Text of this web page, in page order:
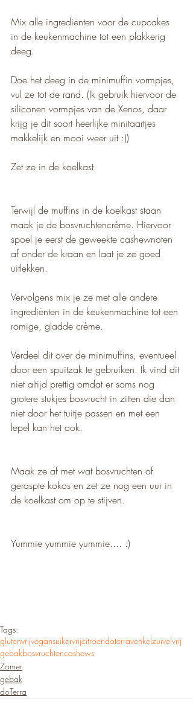
Mix alle ingrediënten voor de cupcakes
in de keukenmachine tot een plakkerig
deeg.
Doe het deeg in de minimuffin vormpjes,
vul ze tot de rand. (Ik gebruik hiervoor de
siliconen vormpjes van de Xenos, daar
krijg je dit soort heerlijke minitaartjes
makkelijk en mooi weer uit :))
Zet ze in de koelkast.
Terwijl de muffins in de koelkast staan
maak je de bosvruchtencrème. Hiervoor
spoel je eerst de geweekte cashewnoten
af onder de kraan en laat je ze goed
uitlekken.
Vervolgens mix je ze met alle andere
ingrediënten in de keukenmachine tot een
romige, gladde crème.
Verdeel dit over de minimuffins, eventueel
door een spuitzak te gebruiken. Ik vind dit
niet altijd prettig omdat er soms nog
grotere stukjes bosvrucht in zitten die dan
niet door het tuitje passen en met een
lepel kan het ook.
Maak ze af met wat bosvruchten of
geraspte kokos en zet ze nog een uur in
de koelkast om op te stijven.
Yummie yummie yummie.... :)
Tags:
glutenvrijvegansuikervrijcitroendoterravenkelzuivelvrij
gebakbosvruchtencashews
Zomer
gebak
doTerra